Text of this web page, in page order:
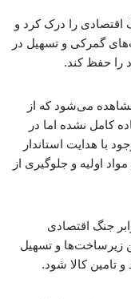
اقتصادی را درک کرد و
گمرکی و تسهیل در
را حفظ کند.
می‌شود که از
کامل نشده اما در
با هدایت استاندار
اولیه و جلوگیری از
جنگ اقتصادی
زیرساخت‌ها و تسهیل
و تامین کالا شود.